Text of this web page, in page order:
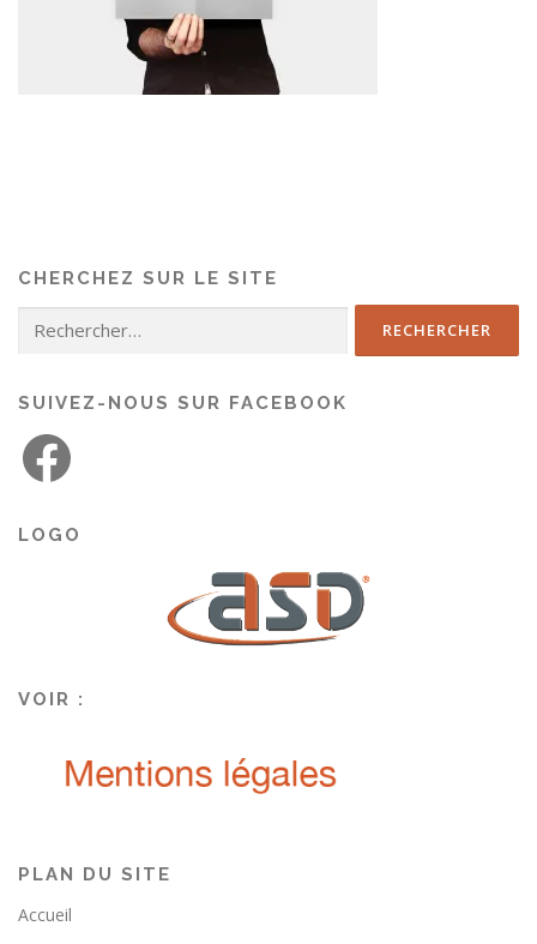
CHERCHEZ SUR LE SITE
SUIVEZ-NOUS SUR FACEBOOK
LOGO
VOIR :
PLAN DU SITE
Accueil